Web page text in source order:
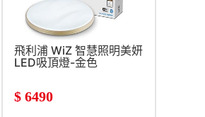
飛利浦 WiZ 智慧照明美妍
LED吸頂燈-金色
$ 6490